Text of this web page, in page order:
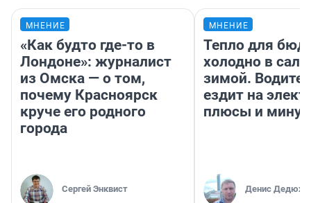
МНЕНИЕ
«Как будто где-то в
Лондоне»: журналист
из Омска — о том,
почему Красноярск
круче его родного
города
Сергей Энквист
МНЕНИЕ
Тепло для
холодно в
зимой.
ездит на
плюсы и
Денис